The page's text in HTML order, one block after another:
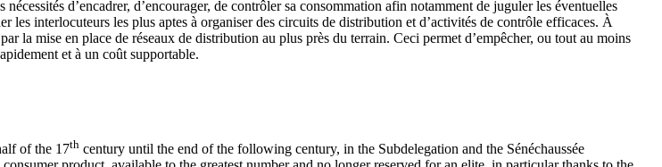
d’encadrer, d’encourager, de contrôler sa consommation afin notamment de juguler les éventuelles
les interlocuteurs les plus aptes à organiser des circuits de distribution et d’activités de contrôle efficaces. À
la mise en place de réseaux de distribution au plus près du terrain. Ceci permet d’empêcher, ou tout au moins
et à un coût supportable.
of the 17th century until the end of the following century, in the Subdelegation and the Sénéchaussée